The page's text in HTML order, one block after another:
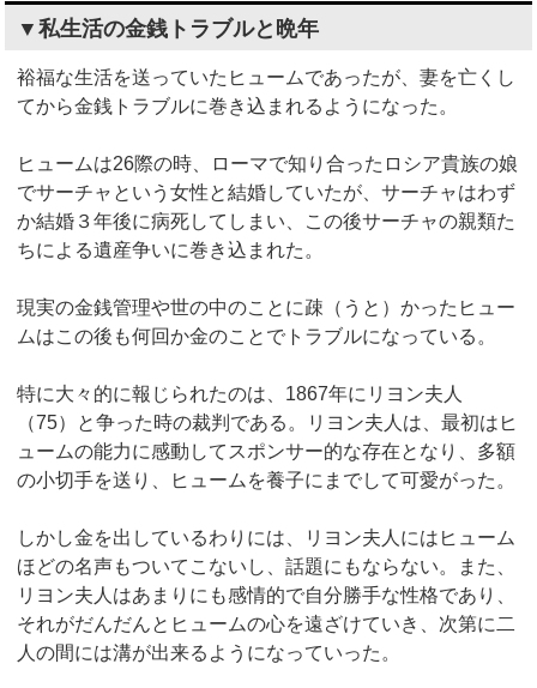
▼私生活の金銭トラブルと晩年
裕福な生活を送っていたヒュームであったが、妻を亡くし
てから金銭トラブルに巻き込まれるようになった。
ヒュームは26際の時、ローマで知り合ったロシア貴族の娘
でサーチャという女性と結婚していたが、サーチャはわず
か結婚３年後に病死してしまい、この後サーチャの親類た
ちによる遺産争いに巻き込まれた。
現実の金銭管理や世の中のことに疎（うと）かったヒュー
ムはこの後も何回か金のことでトラブルになっている。
特に大々的に報じられたのは、1867年にリヨン夫人
（75）と争った時の裁判である。リヨン夫人は、最初はヒ
ュームの能力に感動してスポンサー的な存在となり、多額
の小切手を送り、ヒュームを養子にまでして可愛がった。
しかし金を出しているわりには、リヨン夫人にはヒューム
ほどの名声もついてこないし、話題にもならない。また、
リヨン夫人はあまりにも感情的で自分勝手な性格であり、
それがだんだんとヒュームの心を遠ざけていき、次第に二
人の間には溝が出来るようになっていった。